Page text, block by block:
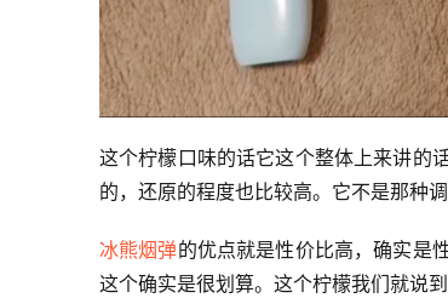
这个柠檬口味的话它这个整体上来讲的
的，还原的程度也比较高。它不是那种
冰熊烟弹的优点就是性价比高，确实是
这个确实是很划算。这个柠檬我们就说到